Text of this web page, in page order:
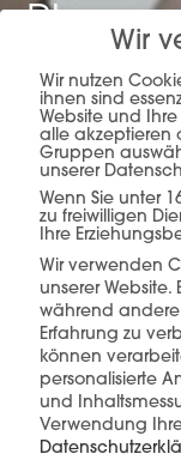
einer
mehr
Diese
Wir
Wir nutzen
ihnen sind
Website und Ihre
alle akzeptieren
Gruppen
unserer
Wenn Sie unter
zu freiwilligen
Ihre
Wir verwenden
unserer Website.
während andere
Erfahrung zu
können
personalisierte
und
Verwendung